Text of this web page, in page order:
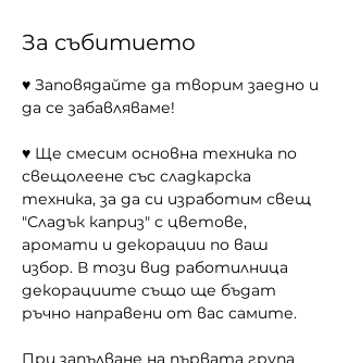
За събитието
♥ Заповядайте да творим заедно и
да се забавляваме!
♥ Ще смесим основна техника по
свещолеене със сладкарска
техника, за да си изработим свещ
"Сладък каприз" с цветове,
аромати и декорации по ваш
избор. В този вид работилница
декорациите също ще бъдат
ръчно направени от вас самите.
При запълване на първата група